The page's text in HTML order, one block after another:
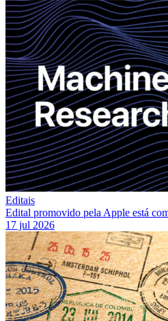
Editais
Edital promovido pela Apple está
17 jul 2026